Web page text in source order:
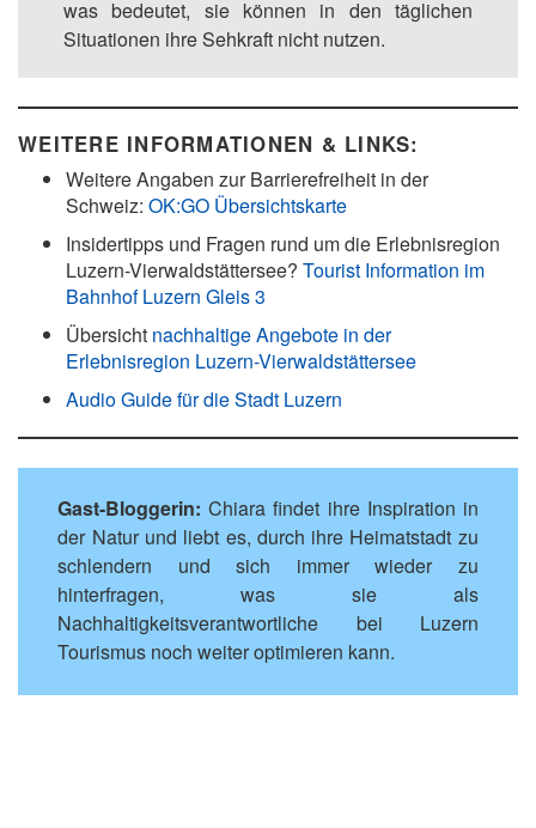
was bedeutet, sie können in den täglichen
Situationen ihre Sehkraft nicht nutzen.
WEITERE INFORMATIONEN & LINKS:
Weitere Angaben zur Barrierefreiheit in der
Schweiz: OK:GO Übersichtskarte
Insidertipps und Fragen rund um die Erlebnisregion
Luzern-Vierwaldstättersee? Tourist Information im
Bahnhof Luzern Gleis 3
Übersicht nachhaltige Angebote in der
Erlebnisregion Luzern-Vierwaldstättersee
Audio Guide für die Stadt Luzern
Gast-Bloggerin: Chiara findet ihre Inspiration in
der Natur und liebt es, durch ihre Heimatstadt zu
schlendern und sich immer wieder zu
hinterfragen, was sie als
Nachhaltigkeitsverantwortliche bei Luzern
Tourismus noch weiter optimieren kann.